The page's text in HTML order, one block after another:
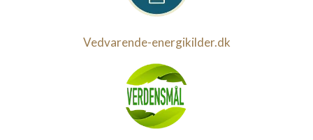
Vedvarende-energikilder.dk